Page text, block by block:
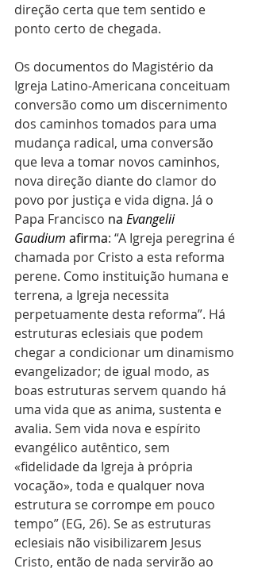
direção certa que tem sentido e
ponto certo de chegada.
Os documentos do Magistério da
Igreja Latino-Americana conceituam
conversão como um discernimento
dos caminhos tomados para uma
mudança radical, uma conversão
que leva a tomar novos caminhos,
nova direção diante do clamor do
povo por justiça e vida digna. Já o
Papa Francisco na Evangelii
Gaudium afirma: “A Igreja peregrina é
chamada por Cristo a esta reforma
perene. Como instituição humana e
terrena, a Igreja necessita
perpetuamente desta reforma”. Há
estruturas eclesiais que podem
chegar a condicionar um dinamismo
evangelizador; de igual modo, as
boas estruturas servem quando há
uma vida que as anima, sustenta e
avalia. Sem vida nova e espírito
evangélico autêntico, sem
«fidelidade da Igreja à própria
vocação», toda e qualquer nova
estrutura se corrompe em pouco
tempo” (EG, 26). Se as estruturas
eclesiais não visibilizarem Jesus
Cristo, então de nada servirão ao